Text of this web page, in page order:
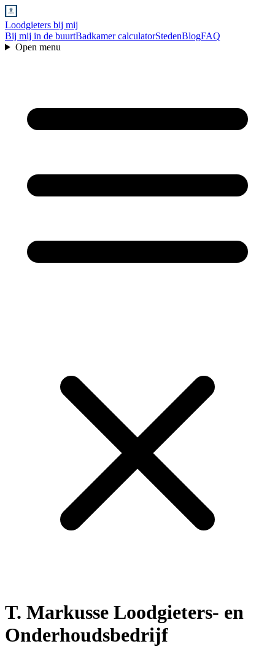
Loodgieters bij mij
Bij mij in de buurtBadkamer calculatorStedenBlogFAQ
Open menu
T. Markusse Loodgieters- en
Onderhoudsbedrijf